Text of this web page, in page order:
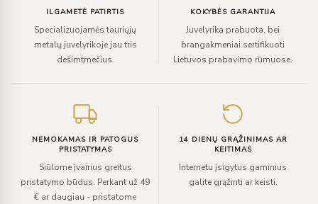
ILGAMETĖ PATIRTIS
Specializuojamės tauriųjų
metalų juvelyrikoje jau tris
dešimtmečius.
KOKYBĖS GARANTIJA
Juvelyrika prabuota, bei
brangakmeniai sertifikuoti
Lietuvos prabavimo rūmuose.
NEMOKAMAS IR PATOGUS
PRISTATYMAS
Siūlome įvairius greitus
pristatymo būdus. Perkant už 49
€ ar daugiau - pristatome
14 DIENŲ GRĄŽINIMAS AR
KEITIMAS
Internetu įsigytus gaminius
galite grąžinti ar keisti.